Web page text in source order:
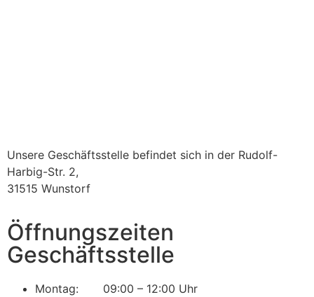
Unsere Geschäftsstelle befindet sich in der Rudolf-
Harbig-Str. 2,
31515 Wunstorf
Öffnungszeiten
Geschäftsstelle
Montag: 09:00 – 12:00 Uhr